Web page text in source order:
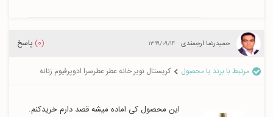
حمیدرضا ارجمندی ۱۳۹۹/۰۹/۱۴ (0) پاسخ
مرتبط با برند یا محصول کریستال نویر خانه عطر عطرسرا ادوپرفیوم زنانه
این محصول کی اماده میشه قصد دارم خریدکنم.